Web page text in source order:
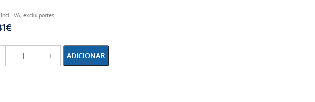
IVA, excluí portes
€
ADICIONAR